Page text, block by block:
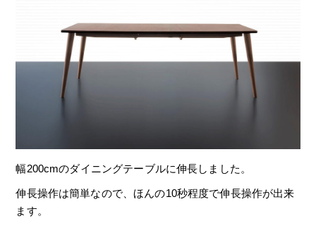
幅200cmのダイニングテーブルに伸長しました。
伸長操作は簡単なので、ほんの10秒程度で伸長操作が出来
ます。